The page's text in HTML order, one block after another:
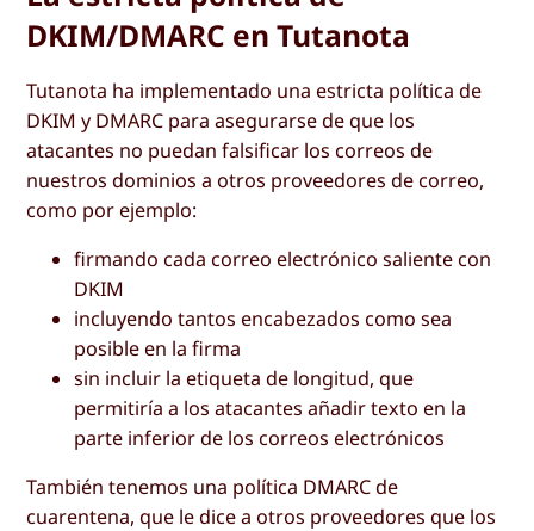
DKIM/DMARC en Tutanota
Tutanota ha implementado una estricta política de
DKIM y DMARC para asegurarse de que los
atacantes no puedan falsificar los correos de
nuestros dominios a otros proveedores de correo,
como por ejemplo:
firmando cada correo electrónico saliente con
DKIM
incluyendo tantos encabezados como sea
posible en la firma
sin incluir la etiqueta de longitud, que
permitiría a los atacantes añadir texto en la
parte inferior de los correos electrónicos
También tenemos una política DMARC de
cuarentena, que le dice a otros proveedores que los